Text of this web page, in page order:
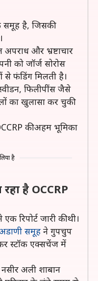
समूह है, जिसकी
और भ्रष्टाचार
को जॉर्ज सोरोस
फंडिंग मिलती है।
फिलीपींस जैसे
का खुलासा कर चुकी
की अहम भूमिका
है
है OCCRP
रिपोर्ट जारी की थी।
समूह ने गुपचुप
स्टॉक एक्सचेंज में
अली शाबान